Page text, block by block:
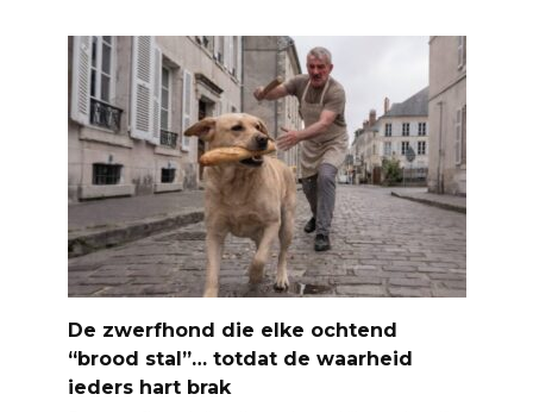
De zwerfhond die elke ochtend
“brood stal”… totdat de waarheid
ieders hart brak